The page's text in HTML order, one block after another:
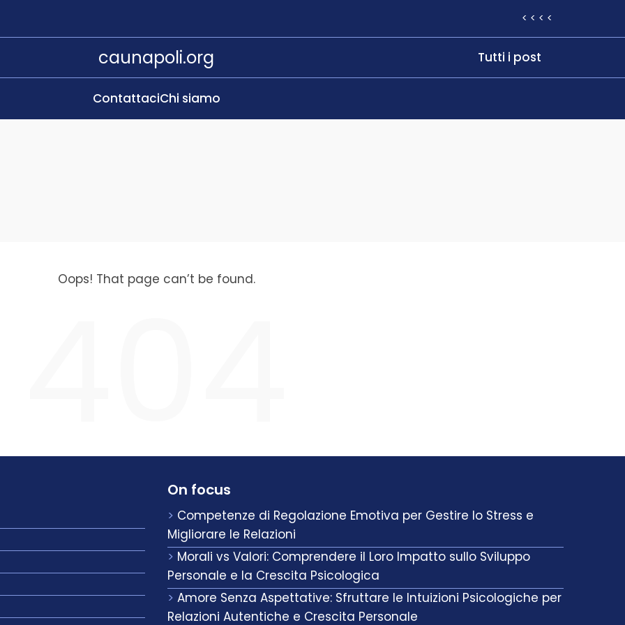
< < < <
caunapoli.org Tutti i post
ContattaciChi siamo
Oops! That page can’t be found.
On focus
Competenze di Regolazione Emotiva per Gestire lo Stress e
Migliorare le Relazioni
Morali vs Valori: Comprendere il Loro Impatto sullo Sviluppo
Personale e la Crescita Psicologica
Amore Senza Aspettative: Sfruttare le Intuizioni Psicologiche per
Relazioni Autentiche e Crescita Personale